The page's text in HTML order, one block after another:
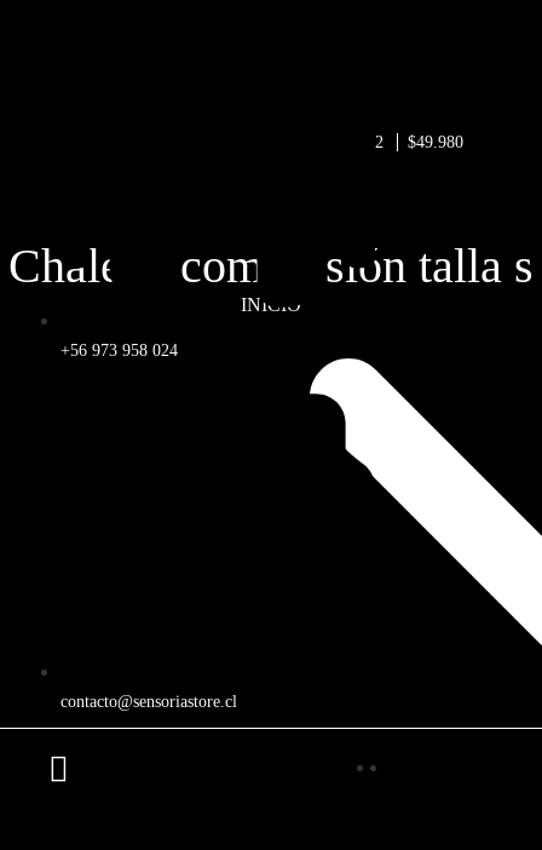
+56 973 958 024
contacto@sensoriastore.cl
2 $49.980
Chaleco compresión talla s
INICIO